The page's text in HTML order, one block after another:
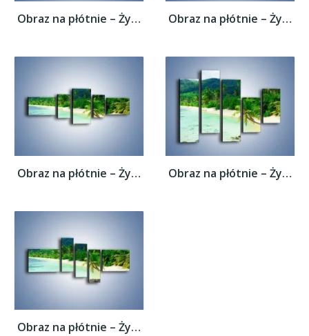
Obraz na płótnie – Życie na bezludnej... Obraz na płótnie – Życie na bezludnej...
Obraz na płótnie – Życie na bezludnej... Obraz na płótnie – Życie na bezludnej...
Obraz na płótnie – Życie na bezludnej...